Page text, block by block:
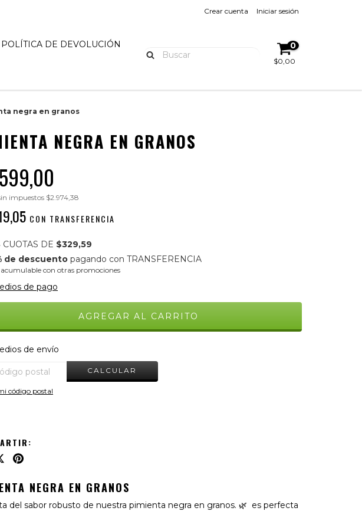
Crear cuenta Iniciar sesión
POLÍTICA DE DEVOLUCIÓN 0
$0,00
negra en granos
NEGRA EN GRANOS
impuestos $2.974,38
CON TRANSFERENCIA
CUOTAS DE $329,59
de descuento pagando con TRANSFERENCIA
acumulable con otras promociones
de pago
para el CP:
de envío
CALCULAR
código postal
NEGRA EN GRANOS
del sabor robusto de nuestra pimienta negra en granos. 🌿 es perfecta